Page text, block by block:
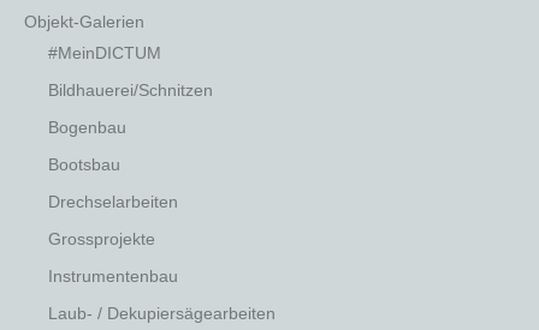
Objekt-Galerien
#MeinDICTUM
Bildhauerei/Schnitzen
Bogenbau
Bootsbau
Drechselarbeiten
Grossprojekte
Instrumentenbau
Laub- / Dekupiersägearbeiten